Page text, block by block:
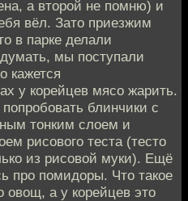
а второй не помню) и
вёл. Зато приезжим
в парке делали
мы поступали
кажется
у корейцев мясо жарить.
блинчики с
тонким слоем и
рисового теста (тесто
из рисовой муки). Ещё
про помидоры. Что такое
овощ, а у корейцев это